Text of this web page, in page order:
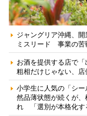
ジャングリア沖縄、
ミスリード 事業の苦
お酒を提供する店で
粗相だけじゃない、店
小学生に人気の「シ
然品薄状態が続くが
れ 「選別が本格化す